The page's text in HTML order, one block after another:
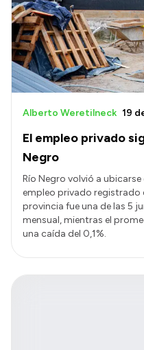
Transparencia
Presupuesto
Boletín Oficial
Compras y licitaciones
Consulta de pago a
Convocatorias
Intranet
Login
El empleo privado
Negro
Alberto Weretilneck 19
Río Negro volvió a
empleo privado registrado
provincia fue una de las 5
mensual, mientras el
una caída del 0,1%.